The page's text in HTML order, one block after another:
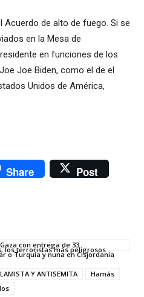
Acuerdo de alto de fuego. Si se
en la Mesa de
en funciones de los
Joe Biden, como el de el
Unidos de América,
Share Post
con entrega de 33
los terroristas más peligrosos
o Turquía y nuna en Cisjordania
Y ANTISEMITA
Hamás